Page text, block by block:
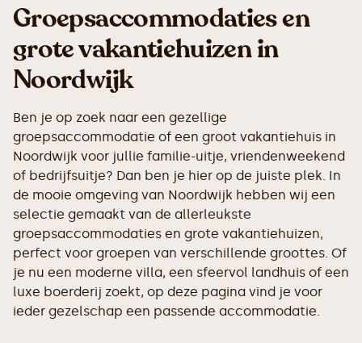
Groepsaccommodaties en
grote vakantiehuizen in
Noordwijk
Ben je op zoek naar een gezellige
groepsaccommodatie of een groot vakantiehuis in
Noordwijk voor jullie familie-uitje, vriendenweekend
of bedrijfsuitje? Dan ben je hier op de juiste plek. In
de mooie omgeving van Noordwijk hebben wij een
selectie gemaakt van de allerleukste
groepsaccommodaties en grote vakantiehuizen,
perfect voor groepen van verschillende groottes. Of
je nu een moderne villa, een sfeervol landhuis of een
luxe boerderij zoekt, op deze pagina vind je voor
ieder gezelschap een passende accommodatie.